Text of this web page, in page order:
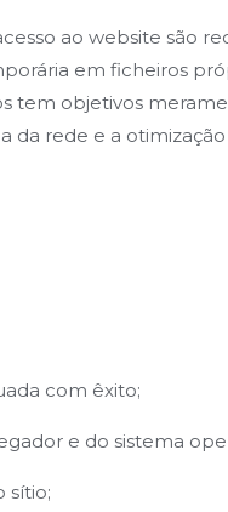
ao website são
em ficheiros
tem objetivos
da rede e a
com êxito;
e do sistema
sítio;